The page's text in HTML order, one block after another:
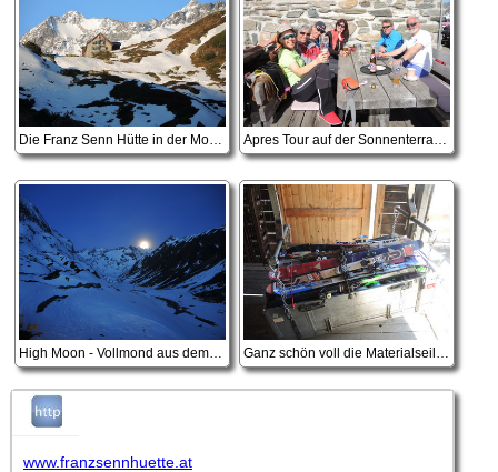
Die Franz Senn Hütte in der Morgensonne
High Moon - Vollmond aus dem Zimmerfenster
www.franzsennhuette.at